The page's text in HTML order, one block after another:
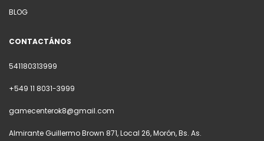
BLOG
CONTACTÁNOS
541180313999
+549 11 8031-3999
gamecenterok8@gmail.com
Almirante Guillermo Brown 871, Local 26, Morón, Bs. As.